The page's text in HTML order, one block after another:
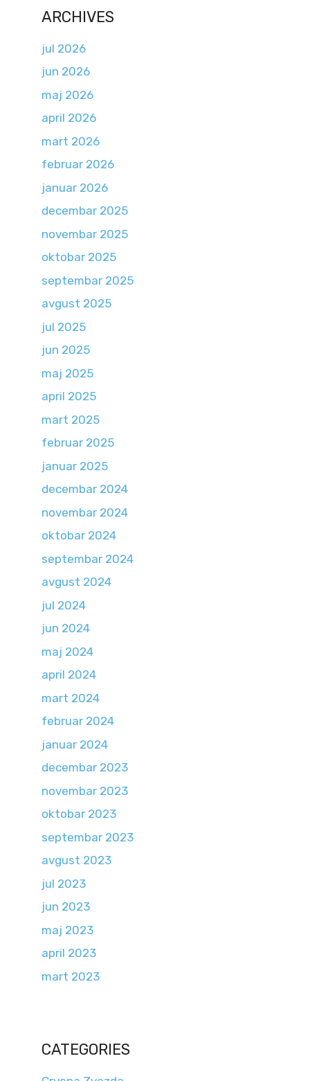
ARCHIVES
jul 2026
jun 2026
maj 2026
april 2026
mart 2026
februar 2026
januar 2026
decembar 2025
novembar 2025
oktobar 2025
septembar 2025
avgust 2025
jul 2025
jun 2025
maj 2025
april 2025
mart 2025
februar 2025
januar 2025
decembar 2024
novembar 2024
oktobar 2024
septembar 2024
avgust 2024
jul 2024
jun 2024
maj 2024
april 2024
mart 2024
februar 2024
januar 2024
decembar 2023
novembar 2023
oktobar 2023
septembar 2023
avgust 2023
jul 2023
jun 2023
maj 2023
april 2023
mart 2023
CATEGORIES